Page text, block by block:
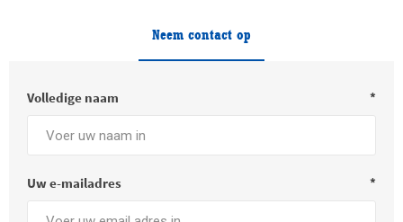
Neem contact op
Volledige naam *
Uw e-mailadres *